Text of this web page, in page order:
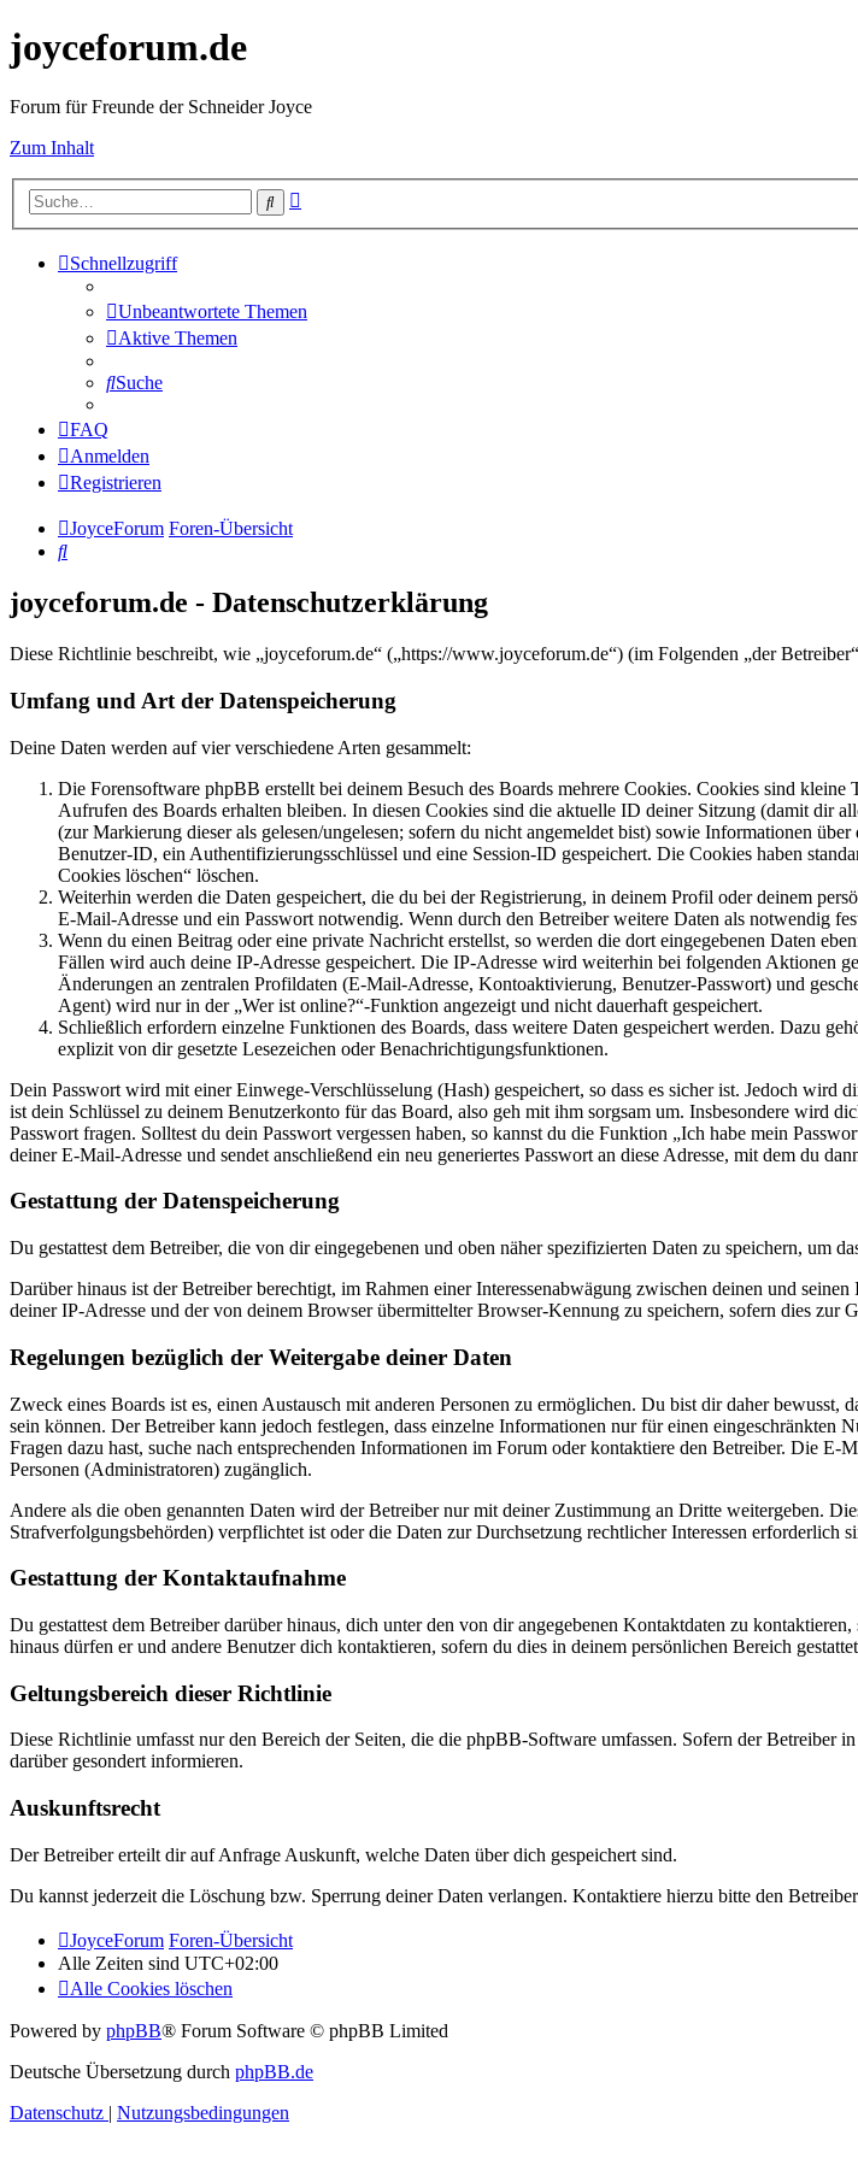
joyceforum.de
Forum für Freunde der Schneider Joyce
Zum Inhalt
Suche
Schnellzugriff
Unbeantwortete Themen
Aktive Themen
Suche
FAQ
Anmelden
Registrieren
JoyceForum Foren-Übersicht
Suche
joyceforum.de - Datenschutzerklärung
Diese Richtlinie beschreibt, wie „joyceforum.de“ („https://www.joyceforum.de“) (im Folgenden „der
Umfang und Art der Datenspeicherung
Deine Daten werden auf vier verschiedene Arten gesammelt:
Die Forensoftware phpBB erstellt bei deinem Besuch des Boards mehrere Cookies. Cookies sind
Aufrufen des Boards erhalten bleiben. In diesen Cookies sind die aktuelle ID deiner Sitzung (damit dir
(zur Markierung dieser als gelesen/ungelesen; sofern du nicht angemeldet bist) sowie Informationen
Benutzer-ID, ein Authentifizierungsschlüssel und eine Session-ID gespeichert. Die Cookies haben
Cookies löschen“ löschen.
Weiterhin werden die Daten gespeichert, die du bei der Registrierung, in deinem Profil oder deinem
E-Mail-Adresse und ein Passwort notwendig. Wenn durch den Betreiber weitere Daten als notwendig
Wenn du einen Beitrag oder eine private Nachricht erstellst, so werden die dort eingegebenen Daten
Fällen wird auch deine IP-Adresse gespeichert. Die IP-Adresse wird weiterhin bei folgenden Aktionen
Änderungen an zentralen Profildaten (E-Mail-Adresse, Kontoaktivierung, Benutzer-Passwort) und
Agent) wird nur in der „Wer ist online?“-Funktion angezeigt und nicht dauerhaft gespeichert.
Schließlich erfordern einzelne Funktionen des Boards, dass weitere Daten gespeichert werden. Dazu
explizit von dir gesetzte Lesezeichen oder Benachrichtigungsfunktionen.
Dein Passwort wird mit einer Einwege-Verschlüsselung (Hash) gespeichert, so dass es sicher ist. Jedoch
ist dein Schlüssel zu deinem Benutzerkonto für das Board, also geh mit ihm sorgsam um. Insbesondere wird
Passwort fragen. Solltest du dein Passwort vergessen haben, so kannst du die Funktion „Ich habe mein
deiner E-Mail-Adresse und sendet anschließend ein neu generiertes Passwort an diese Adresse, mit dem du
Gestattung der Datenspeicherung
Du gestattest dem Betreiber, die von dir eingegebenen und oben näher spezifizierten Daten zu speichern, um
Darüber hinaus ist der Betreiber berechtigt, im Rahmen einer Interessenabwägung zwischen deinen und
deiner IP-Adresse und der von deinem Browser übermittelter Browser-Kennung zu speichern, sofern dies
Regelungen bezüglich der Weitergabe deiner Daten
Zweck eines Boards ist es, einen Austausch mit anderen Personen zu ermöglichen. Du bist dir daher
sein können. Der Betreiber kann jedoch festlegen, dass einzelne Informationen nur für einen
Fragen dazu hast, suche nach entsprechenden Informationen im Forum oder kontaktiere den Betreiber. Die
Personen (Administratoren) zugänglich.
Andere als die oben genannten Daten wird der Betreiber nur mit deiner Zustimmung an Dritte weitergeben.
Strafverfolgungsbehörden) verpflichtet ist oder die Daten zur Durchsetzung rechtlicher Interessen erforderlich
Gestattung der Kontaktaufnahme
Du gestattest dem Betreiber darüber hinaus, dich unter den von dir angegebenen Kontaktdaten zu
hinaus dürfen er und andere Benutzer dich kontaktieren, sofern du dies in deinem persönlichen Bereich
Geltungsbereich dieser Richtlinie
Diese Richtlinie umfasst nur den Bereich der Seiten, die die phpBB-Software umfassen. Sofern der Betreiber
darüber gesondert informieren.
Auskunftsrecht
Der Betreiber erteilt dir auf Anfrage Auskunft, welche Daten über dich gespeichert sind.
Du kannst jederzeit die Löschung bzw. Sperrung deiner Daten verlangen. Kontaktiere hierzu bitte den
JoyceForum Foren-Übersicht
Alle Zeiten sind UTC+02:00
Alle Cookies löschen
Powered by phpBB® Forum Software © phpBB Limited
Deutsche Übersetzung durch phpBB.de
Datenschutz | Nutzungsbedingungen